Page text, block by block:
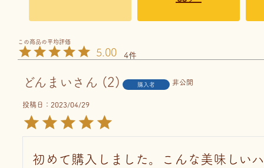
5.00 4
どんまい 2 購入者 非公開
投稿日 2023/04/29
初めて購入しました。こんな美味しい